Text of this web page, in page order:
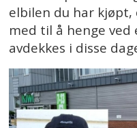
elbilen du har kjøpt,
med til å henge ved
avdekkes i disse